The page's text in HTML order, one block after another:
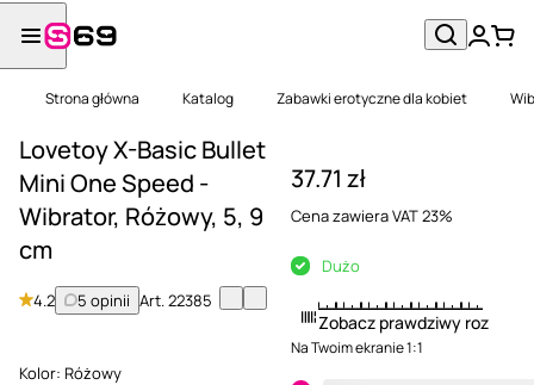
Strona główna Katalog Zabawki erotyczne dla kobiet
Lovetoy X-Basic Bullet
Mini One Speed -
Wibrator, Różowy, 5, 9
cm
4.2 5 opinii Art.22385
Kolor: Różowy
37.71 zł
Cena zawiera VAT 23%
Dużo
Zobacz prawdziwy rozmiar
Na Twoim ekranie 1:1